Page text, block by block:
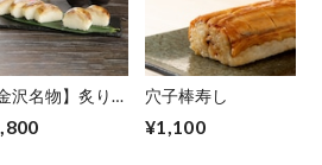
沢名物】炙りの
寿司／鮨）
穴子棒寿し
¥1,100